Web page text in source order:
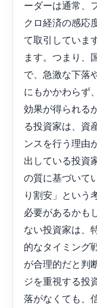
ーダーは通常、
クロ経済の感応
て取引していま
ます。つまり、
で、急激な下落
にもかかわらず
効果が得られる
る投資家は、資
ンスを行う理由
出している投資
の質に基づいて
り割安」という
必要があるかも
ない投資家は、
的なタイミング
が合理的だと判
ジを重視する投
落がなくても、